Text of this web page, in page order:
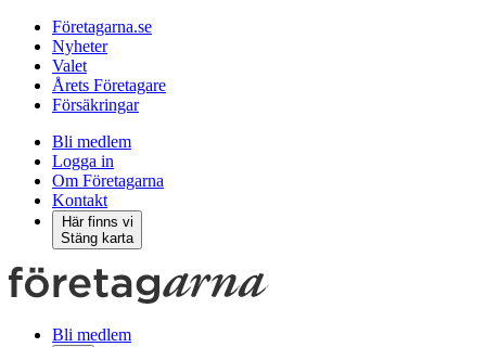
Företagarna.se
Nyheter
Valet
Årets Företagare
Försäkringar
Bli medlem
Logga in
Om Företagarna
Kontakt
Här finns vi
Stäng karta
Bli medlem